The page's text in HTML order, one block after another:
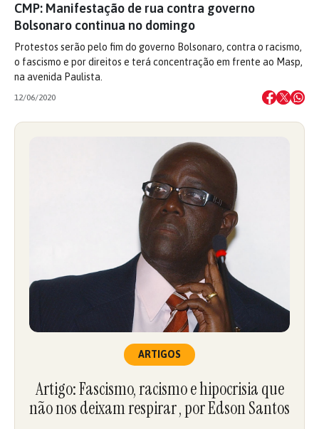
CMP: Manifestação de rua contra governo
Bolsonaro continua no domingo
Protestos serão pelo fim do governo Bolsonaro, contra o racismo,
o fascismo e por direitos e terá concentração em frente ao Masp,
na avenida Paulista.
12/06/2020
ARTIGOS
Artigo: Fascismo, racismo e hipocrisia que
não nos deixam respirar , por Edson Santos